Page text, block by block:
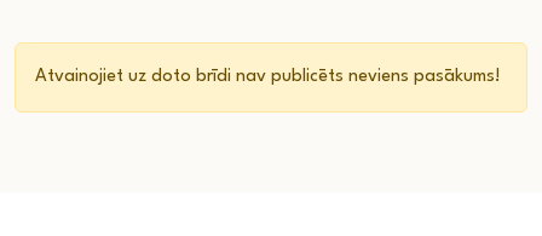
Atvainojiet uz doto brīdi nav publicēts neviens pasākums!